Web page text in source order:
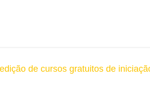
de cursos gratuitos de